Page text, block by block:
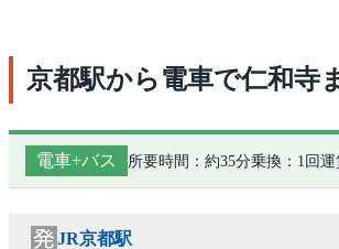
京都駅から電車で仁和寺
電車+バス 所要時間：約35分乗換：1回 運
JR京都駅